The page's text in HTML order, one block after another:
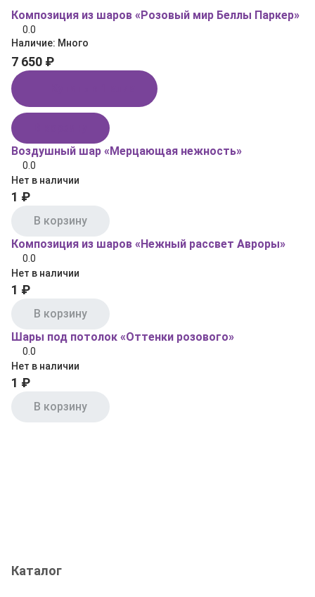
Композиция из шаров «Розовый мир Беллы Паркер»
0.0
Наличие: Много
7 650 ₽
Воздушный шар «Мерцающая нежность»
0.0
Нет в наличии
1 ₽
В корзину
Композиция из шаров «Нежный рассвет Авроры»
0.0
Нет в наличии
1 ₽
В корзину
Шары под потолок «Оттенки розового»
0.0
Нет в наличии
1 ₽
В корзину
Каталог